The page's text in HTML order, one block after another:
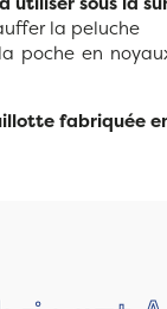
la peluche
poche en
fabriquée